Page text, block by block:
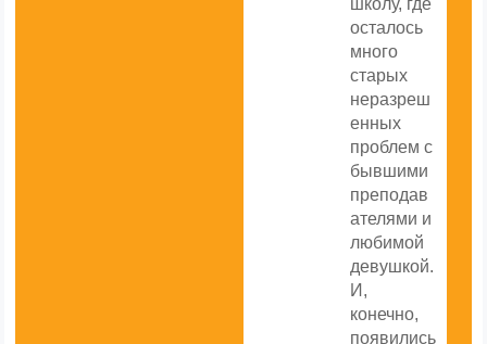
осталось
много
старых
неразреш
енных
проблем с
бывшими
преподав
ателями и
любимой
девушкой.
И,
конечно,
появились